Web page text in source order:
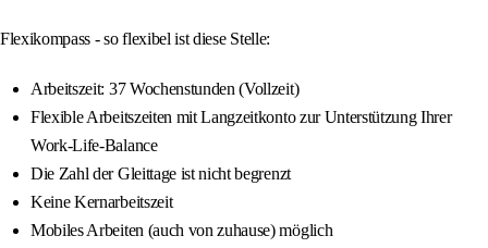
Flexikompass - so flexibel ist diese Stelle:
Arbeitszeit: 37 Wochenstunden (Vollzeit)
Flexible Arbeitszeiten mit Langzeitkonto zur Unterstützung Ihrer
Work-Life-Balance
Die Zahl der Gleittage ist nicht begrenzt
Keine Kernarbeitszeit
Mobiles Arbeiten (auch von zuhause) möglich